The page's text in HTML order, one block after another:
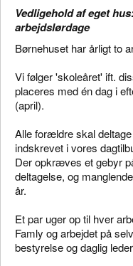
Vedligehold af eget
arbejdslørdage
Børnehuset har årligt to
Vi følger 'skoleåret' ift.
placeres med én dag i
(april).
Alle forældre skal
indskrevet i vores
Der opkræves et gebyr
deltagelse, og
år.
Et par uger op til hver
Famly og arbejdet på
bestyrelse og daglig